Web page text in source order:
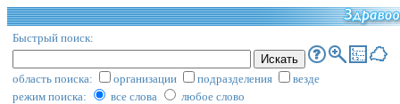
Быстрый поиск:
область поиска: организации подразделения
везде
режим поиска:
все слова любое слово